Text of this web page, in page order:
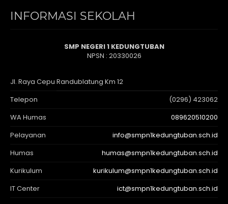
INFORMASI SEKOLAH
SMP NEGERI 1 KEDUNGTUBAN
NPSN : 20330026
Jl. Raya Cepu Randublatung Km 12
Telepon
(0296) 423062
WA Humas
089620510200
Pelayanan
info@smpn1kedungtuban.sch.id
Humas
humas@smpn1kedungtuban.sch.id
Kurikulum
kurikulum@smpn1kedungtuban.sch.id
IT Center
ict@smpn1kedungtuban.sch.id